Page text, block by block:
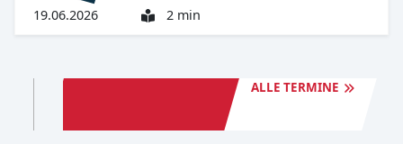
19.06.2026 2 min
KAMENZ ALLE TERMINE
Aktuell sind keine Termine verfügbar.